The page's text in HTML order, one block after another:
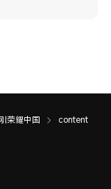
|荣耀中国 content